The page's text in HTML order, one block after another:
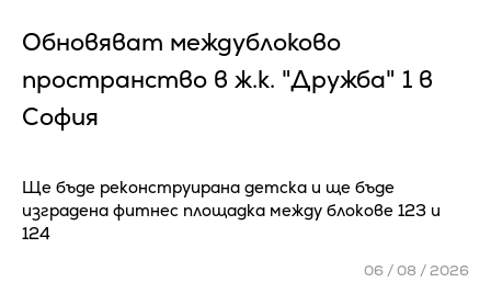
Обновяват междублоково
пространство в ж.к. "Дружба" 1 в
София
Ще бъде реконструирана детска и ще бъде
изградена фитнес площадка между блокове 123 и
124
06 / 08 / 2026